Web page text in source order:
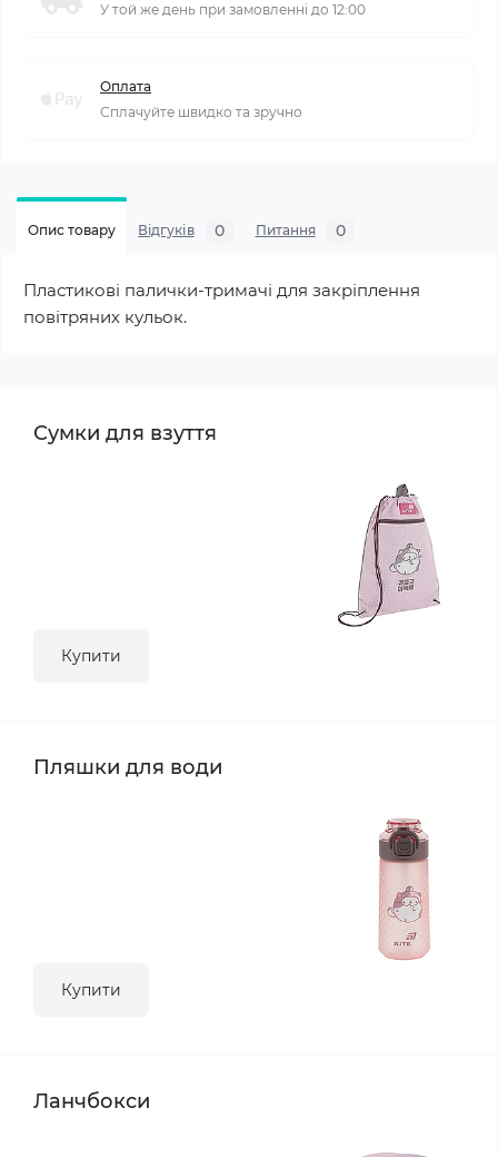
У той же день при замовленні до 12:00
Оплата
Сплачуйте швидко та зручно
Опис товару Відгуків 0 Питання 0
Пластикові палички-тримачі для закріплення
повітряних кульок.
Сумки для взуття
Купити
Пляшки для води
Купити
Ланчбокси